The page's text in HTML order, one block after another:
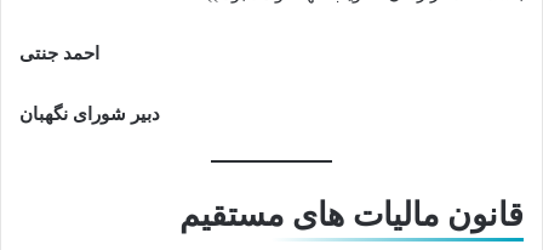
احمد جنتی
دبیر شورای نگهبان
قانون مالیات های مستقیم